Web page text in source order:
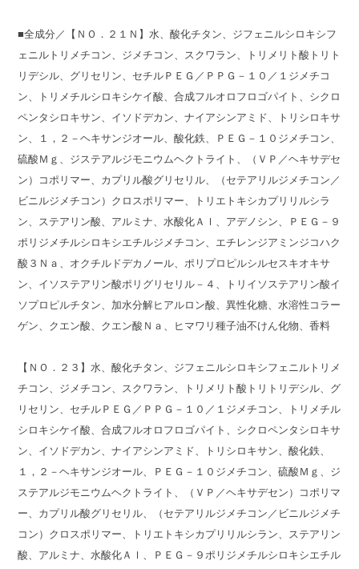
■全成分／【ＮＯ．２１Ｎ】水、酸化チタン、ジフェニルシロキシフ
ェニルトリメチコン、ジメチコン、スクワラン、トリメリト酸トリト
リデシル、グリセリン、セチルＰＥＧ／ＰＰＧ－１０／１ジメチコ
ン、トリメチルシロキシケイ酸、合成フルオロフロゴパイト、シクロ
ペンタシロキサン、イソドデカン、ナイアシンアミド、トリシロキサ
ン、１，２－ヘキサンジオール、酸化鉄、ＰＥＧ－１０ジメチコン、
硫酸Ｍｇ、ジステアルジモニウムヘクトライト、（ＶＰ／ヘキサデセ
ン）コポリマー、カプリル酸グリセリル、（セテアリルジメチコン／
ビニルジメチコン）クロスポリマー、トリエトキシカプリリルシラ
ン、ステアリン酸、アルミナ、水酸化Ａｌ、アデノシン、ＰＥＧ－９
ポリジメチルシロキシエチルジメチコン、エチレンジアミンジコハク
酸３Ｎａ、オクチルドデカノール、ポリプロピルシルセスキオキサ
ン、イソステアリン酸ポリグリセリル－４、トリイソステアリン酸イ
ソプロピルチタン、加水分解ヒアルロン酸、異性化糖、水溶性コラー
ゲン、クエン酸、クエン酸Ｎａ、ヒマワリ種子油不けん化物、香料
【ＮＯ．２３】水、酸化チタン、ジフェニルシロキシフェニルトリメ
チコン、ジメチコン、スクワラン、トリメリト酸トリトリデシル、グ
リセリン、セチルＰＥＧ／ＰＰＧ－１０／１ジメチコン、トリメチル
シロキシケイ酸、合成フルオロフロゴパイト、シクロペンタシロキサ
ン、イソドデカン、ナイアシンアミド、トリシロキサン、酸化鉄、
１，２－ヘキサンジオール、ＰＥＧ－１０ジメチコン、硫酸Ｍｇ、ジ
ステアルジモニウムヘクトライト、（ＶＰ／ヘキサデセン）コポリマ
ー、カプリル酸グリセリル、（セテアリルジメチコン／ビニルジメチ
コン）クロスポリマー、トリエトキシカプリリルシラン、ステアリン
酸、アルミナ、水酸化Ａｌ、ＰＥＧ－９ポリジメチルシロキシエチル